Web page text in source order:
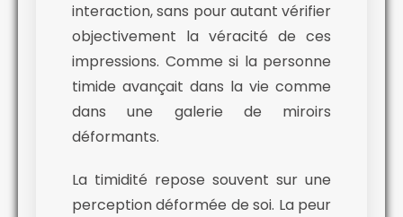
interaction, sans pour autant vérifier
objectivement la véracité de ces
impressions. Comme si la personne
timide avançait dans la vie comme
dans une galerie de miroirs
déformants.
La timidité repose souvent sur une
perception déformée de soi. La peur